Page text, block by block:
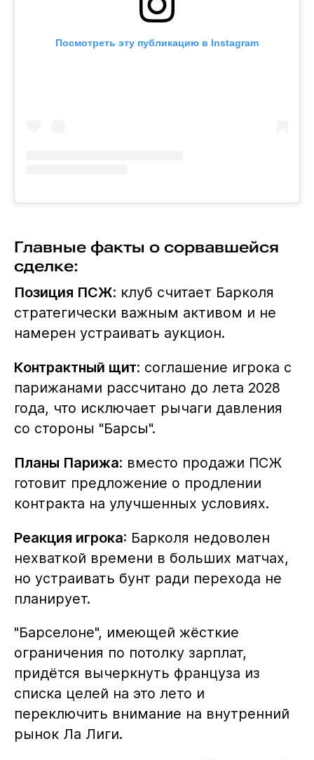
Посмотреть эту публикацию в Instagram
Главные факты о сорвавшейся
сделке:
Позиция ПСЖ: клуб считает Барколя
стратегически важным активом и не
намерен устраивать аукцион.
Контрактный щит: соглашение игрока с
парижанами рассчитано до лета 2028
года, что исключает рычаги давления
со стороны "Барсы".
Планы Парижа: вместо продажи ПСЖ
готовит предложение о продлении
контракта на улучшенных условиях.
Реакция игрока: Барколя недоволен
нехваткой времени в больших матчах,
но устраивать бунт ради перехода не
планирует.
"Барселоне", имеющей жёсткие
ограничения по потолку зарплат,
придётся вычеркнуть француза из
списка целей на это лето и
переключить внимание на внутренний
рынок Ла Лиги.